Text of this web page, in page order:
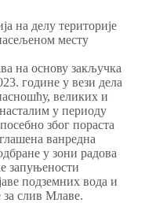
на делу територије
месту
на основу закључка
године у вези дела
великих и
у периоду
због пораста
ванредна
у зони радова
запуњености
подземних вода и
за слив Млаве.